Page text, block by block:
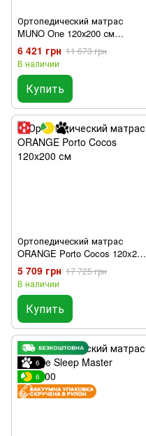
Ортопедический матрас
MUNO One 120х200 см
двухсторонний
6 421 грн 11 673 грн
В наличии
Купить
Ортопедический матрас
ORANGE Porto Cocos 120x200
см
5 709 грн 17 725 грн
В наличии
Купить
6
6